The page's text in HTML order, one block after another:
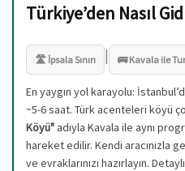
Türkiye’den Nasıl
🛣️ İpsala Sınırı | 🚌 Kavala ile Tur
En yaygın yol karayolu:
~5-6 saat. Türk acenteleri köyü
Köyü" adıyla Kavala ile aynı
hareket edilir. Kendi aracınızla
ve evraklarınızı hazırlayın.